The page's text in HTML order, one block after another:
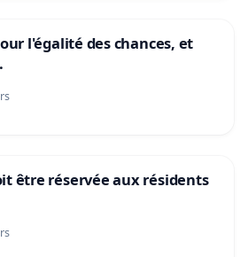
l'égalité des chances, et
être réservée aux résidents